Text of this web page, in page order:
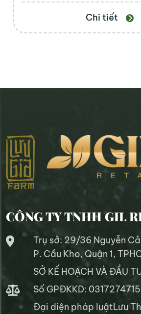
Chi tiết
CÔNG TY TNHH GIL
Trụ sở: 29/36 Nguyễn
P. Cầu Kho, Quận 1,
SỞ KẾ HOẠCH VÀ ĐẦU
Số GPĐKKD: 0317274715
Đại diện pháp luậtLưu